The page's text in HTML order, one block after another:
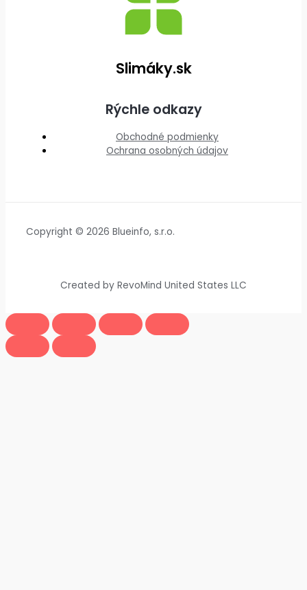
Slimáky.sk
Rýchle odkazy
Obchodné podmienky
Ochrana osobných údajov
Copyright © 2026 Blueinfo, s.r.o.
Created by RevoMind United States LLC